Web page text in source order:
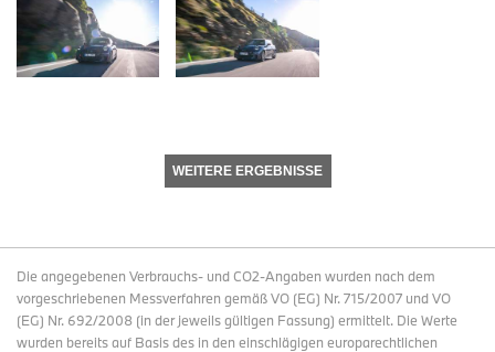
WEITERE ERGEBNISSE
Die angegebenen Verbrauchs- und CO2-Angaben wurden nach dem
vorgeschriebenen Messverfahren gemäß VO (EG) Nr. 715/2007 und VO
(EG) Nr. 692/2008 (in der jeweils gültigen Fassung) ermittelt. Die Werte
wurden bereits auf Basis des in den einschlägigen europarechtlichen